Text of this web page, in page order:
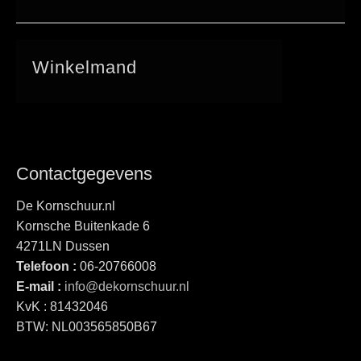
Winkelmand
Contactgegevens
De Kornschuur.nl
Kornsche Buitenkade 6
4271LN Dussen
Telefoon : 06-20766008
E-mail : info@dekornschuur.nl
KvK : 81432046
BTW: NL003565850B67